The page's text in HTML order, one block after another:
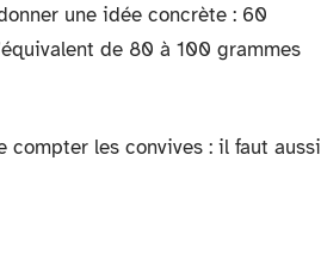
une idée concrète : 60
de 80 à 100 grammes
compter les convives : il faut aussi